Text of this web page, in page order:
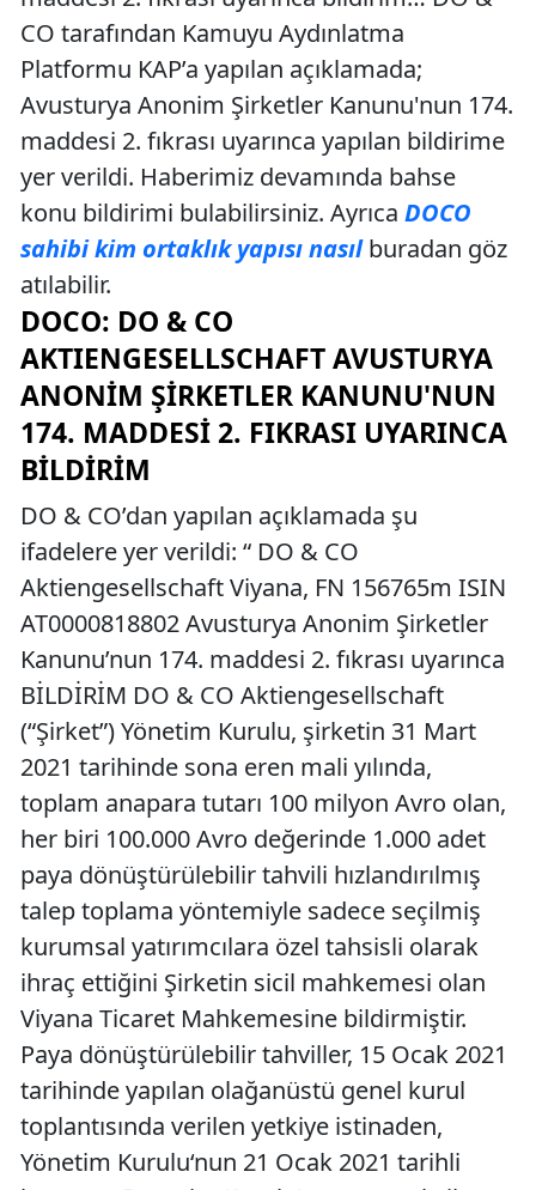
CO tarafından Kamuyu Aydınlatma
Platformu KAP’a yapılan açıklamada;
Avusturya Anonim Şirketler Kanunu'nun 174.
maddesi 2. fıkrası uyarınca yapılan bildirime
yer verildi. Haberimiz devamında bahse
konu bildirimi bulabilirsiniz. Ayrıca DOCO
sahibi kim ortaklık yapısı nasılburadan göz
atılabilir.
DOCO: DO & CO
AKTIENGESELLSCHAFT AVUSTURYA
ANONIM ŞIRKETLER KANUNU'NUN
174. MADDESI 2. FIKRASI UYARINCA
BILDIRIM
DO & CO’dan yapılan açıklamada şu
ifadelere yer verildi: “ DO & CO
Aktiengesellschaft Viyana, FN 156765m ISIN
AT0000818802 Avusturya Anonim Şirketler
Kanunu’nun 174. maddesi 2. fıkrası uyarınca
BİLDİRİM DO & CO Aktiengesellschaft
(“Şirket”) Yönetim Kurulu, şirketin 31 Mart
2021 tarihinde sona eren mali yılında,
toplam anapara tutarı 100 milyon Avro olan,
her biri 100.000 Avro değerinde 1.000 adet
paya dönüştürülebilir tahvili hızlandırılmış
talep toplama yöntemiyle sadece seçilmiş
kurumsal yatırımcılara özel tahsisli olarak
ihraç ettiğini Şirketin sicil mahkemesi olan
Viyana Ticaret Mahkemesine bildirmiştir.
Paya dönüştürülebilir tahviller, 15 Ocak 2021
tarihinde yapılan olağanüstü genel kurul
toplantısında verilen yetkiye istinaden,
Yönetim Kurulu‘nun 21 Ocak 2021 tarihli